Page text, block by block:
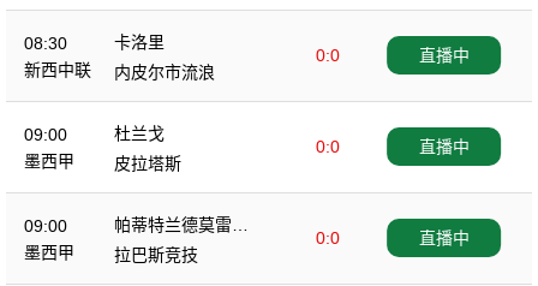
08:30
新西中联
卡洛里
0:0
内皮尔市流浪
直播中
09:00
墨西甲
杜兰戈
0:0
皮拉塔斯
直播中
09:00
墨西甲
帕蒂特兰德莫雷洛
斯
0:0
拉巴斯竞技
直播中